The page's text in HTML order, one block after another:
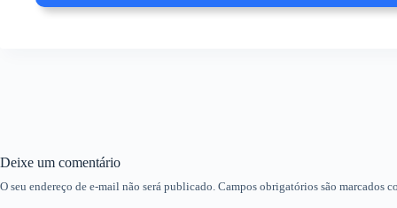
Deixe um comentário
O seu endereço de e-mail não será publicado. Campos obrigatórios são marcados